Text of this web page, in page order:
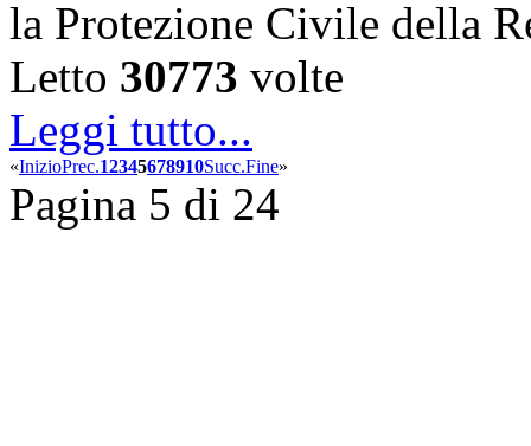
la Protezione Civile della
Letto 30773 volte
Leggi tutto...
«InizioPrec.12345678910Succ.Fine»
Pagina 5 di 24